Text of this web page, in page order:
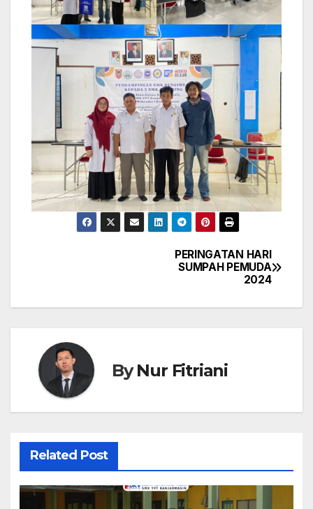
PERINGATAN HARI
SUMPAH PEMUDA
2024
ByNur Fitriani
Related Post